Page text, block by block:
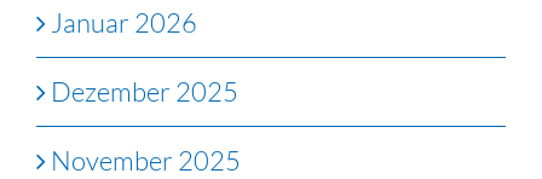
Januar 2026
Dezember 2025
November 2025